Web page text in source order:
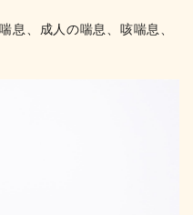
息、成人の喘息、咳喘息、